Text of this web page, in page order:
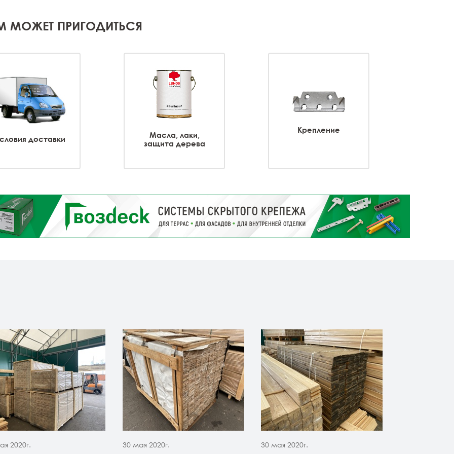
МОЖЕТ ПРИГОДИТЬСЯ
доставки
Масла, лаки,
защита дерева
Крепление
2020г. 30 мая 2020г. 30 мая 2020г.